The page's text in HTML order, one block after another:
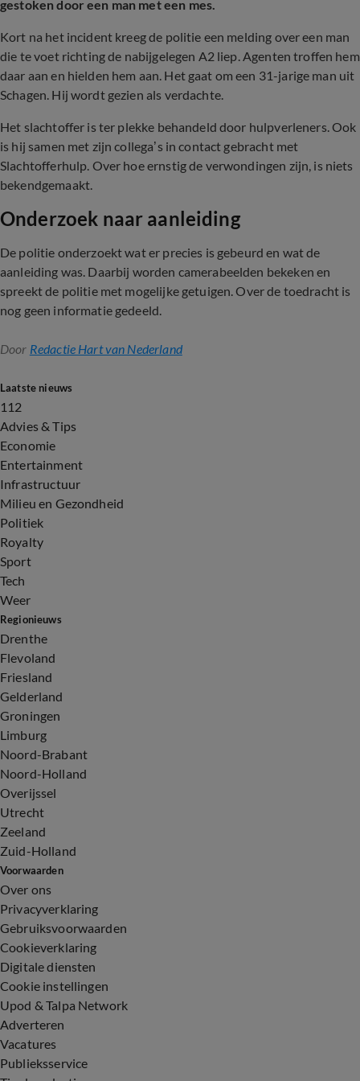
gestoken door een man met een mes.
Kort na het incident kreeg de politie een melding over een man
die te voet richting de nabijgelegen A2 liep. Agenten troffen hem
daar aan en hielden hem aan. Het gaat om een 31-jarige man uit
Schagen. Hij wordt gezien als verdachte.
Het slachtoffer is ter plekke behandeld door hulpverleners. Ook
is hij samen met zijn collega’s in contact gebracht met
Slachtofferhulp. Over hoe ernstig de verwondingen zijn, is niets
bekendgemaakt.
Onderzoek naar aanleiding
De politie onderzoekt wat er precies is gebeurd en wat de
aanleiding was. Daarbij worden camerabeelden bekeken en
spreekt de politie met mogelijke getuigen. Over de toedracht is
nog geen informatie gedeeld.
Door Redactie Hart van Nederland
Laatste nieuws
112
Advies & Tips
Economie
Entertainment
Infrastructuur
Milieu en Gezondheid
Politiek
Royalty
Sport
Tech
Weer
Regionieuws
Drenthe
Flevoland
Friesland
Gelderland
Groningen
Limburg
Noord-Brabant
Noord-Holland
Overijssel
Utrecht
Zeeland
Zuid-Holland
Voorwaarden
Over ons
Privacyverklaring
Gebruiksvoorwaarden
Cookieverklaring
Digitale diensten
Cookie instellingen
Upod & Talpa Network
Adverteren
Vacatures
Publieksservice